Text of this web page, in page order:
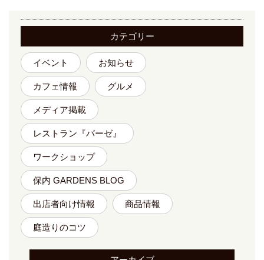
カテゴリー
イベント お知らせ
カフェ情報 グルメ
メディア掲載
レストラン『バーゼ』
ワークショップ
保内 GARDENS BLOG
出店者向け情報 商品情報
庭造りのコツ